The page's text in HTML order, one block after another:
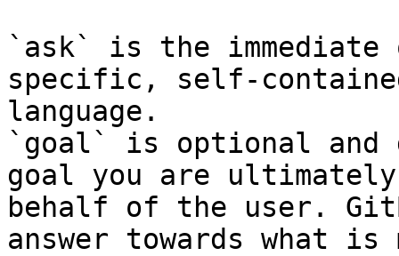
`ask` is the
specific, self-
language.
`goal` is optional and
goal you are
behalf of the user.
answer towards what